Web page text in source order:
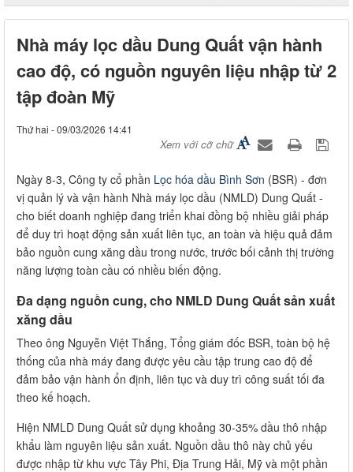
Nhà máy lọc dầu Dung Quất vận hành
cao độ, có nguồn nguyên liệu nhập từ 2
tập đoàn Mỹ
Thứ hai - 09/03/2026 14:41
Xem với cỡ chữ
Ngày 8-3, Công ty cổ phần Lọc hóa dầu Bình Sơn (BSR) - đơn
vị quản lý và vận hành Nhà máy lọc dầu (NMLD) Dung Quất -
cho biết doanh nghiệp đang triển khai đồng bộ nhiều giải pháp
để duy trì hoạt động sản xuất liên tục, an toàn và hiệu quả đảm
bảo nguồn cung xăng dầu trong nước, trước bối cảnh thị trường
năng lượng toàn cầu có nhiều biến động.
Đa dạng nguồn cung, cho NMLD Dung Quất sản xuất
xăng dầu
Theo ông Nguyễn Việt Thắng, Tổng giám đốc BSR, toàn bộ hệ
thống của nhà máy đang được yêu cầu tập trung cao độ để
đảm bảo vận hành ổn định, liên tục và duy trì công suất tối đa
theo kế hoạch.
Hiện NMLD Dung Quất sử dụng khoảng 30-35% dầu thô nhập
khẩu làm nguyên liệu sản xuất. Nguồn dầu thô này chủ yếu
được nhập từ khu vực Tây Phi, Địa Trung Hải, Mỹ và một phần